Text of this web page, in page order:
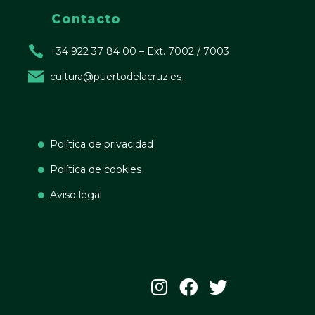
Contacto
+34 922 37 84 00 – Ext. 7002 / 7003
cultura@puertodelacruz.es
Política de privacidad
Política de cookies
Aviso legal